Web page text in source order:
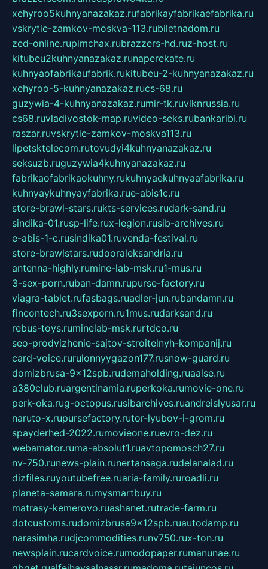
xehyroo5kuhnyanazakaz.rufabrikayfabrikaefabrika.ru
vskrytie-zamkov-moskva-113.rubiletnadom.ru
zed-online.rupimchax.rubrazzers-hd.ruz-host.ru
kitubeu2kuhnyanazakaz.runaperekate.ru
kuhnyaofabrikaufabrik.rukitubeu-2-kuhnyanazakaz.ru
xehyroo-5-kuhnyanazakaz.rucs-68.ru
guzywia-4-kuhnyanazakaz.rumir-tk.ruvlknrussia.ru
cs68.ruvladivostok-map.ruvideo-seks.rubankaribi.ru
raszar.ruvskrytie-zamkov-moskva113.ru
lipetsktelecom.rutovudyi4kuhnyanazakaz.ru
seksuzb.ruguzywia4kuhnyanazakaz.ru
fabrikaofabrikaokuhny.rukuhnyaekuhnyaafabrika.ru
kuhnyaykuhnyayfabrika.rue-abis1c.ru
store-brawl-stars.rukts-services.rudark-sand.ru
sindika-01.rusp-life.rux-legion.rusib-archives.ru
e-abis-1-c.rusindika01.ruvenda-festival.ru
store-brawlstars.rudooraleksandria.ru
antenna-highly.rumine-lab-msk.ru1-mus.ru
3-sex-porn.ruban-damn.rupurse-factory.ru
viagra-tablet.rufasbags.ruadler-jun.rubandamn.ru
fincontech.ru3sexporn.ru1mus.rudarksand.ru
rebus-toys.ruminelab-msk.rurtdco.ru
seo-prodvizhenie-sajtov-stroitelnyh-kompanij.ru
card-voice.rurulonnyygazon177.rusnow-guard.ru
domizbrusa-9x12spb.rudemaholding.ruaalse.ru
a380club.ruargentinamia.ruperkoka.rumovie-one.ru
perk-oka.rug-octopus.rusibarchives.ruandreislyusar.ru
naruto-x.rupursefactory.rutor-lyubov-i-grom.ru
spayderhed-2022.rumovieone.ruevro-dez.ru
webamator.ruma-absolut1.ruavtopomosch27.ru
nv-750.runews-plain.runertansaga.rudelanalad.ru
dizfiles.ruyoutubefree.ruaria-family.ruroadli.ru
planeta-samara.rumysmartbuy.ru
matrasy-kemerovo.ruashanet.rutrade-farm.ru
dotcustoms.rudomizbrusa9x12spb.ruautodamp.ru
narasimha.rudjcommodities.runv750.rux-ton.ru
newsplain.rucardvoice.rumodopaper.rumanunae.ru